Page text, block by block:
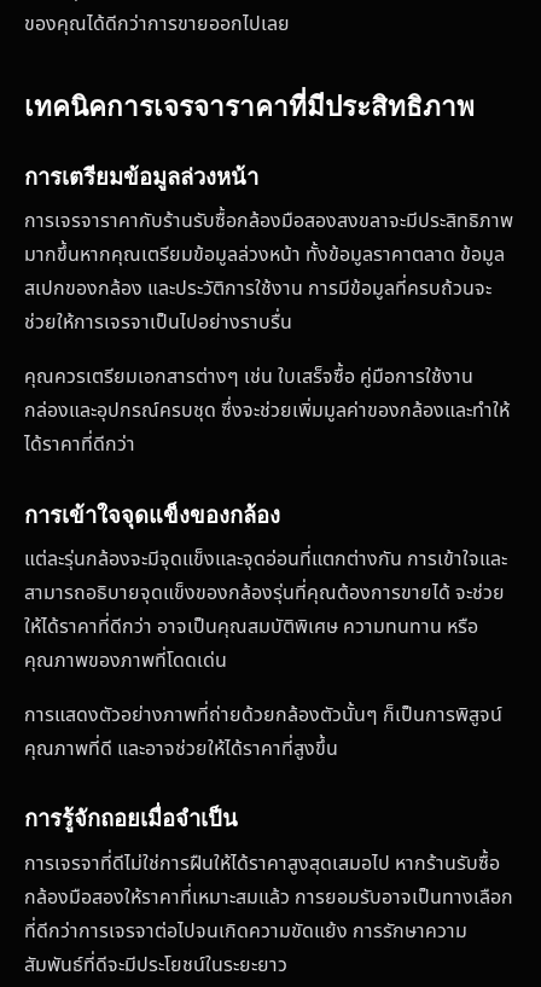
ของคุณได้ดีกว่าการขายออกไปเลย
เทคนิคการเจรจาราคาที่มีประสิทธิภาพ
การเตรียมข้อมูลล่วงหน้า
การเจรจาราคากับร้านรับซื้อกล้องมือสองสงขลาจะมีประสิทธิภาพ
มากขึ้นหากคุณเตรียมข้อมูลล่วงหน้า ทั้งข้อมูลราคาตลาด ข้อมูล
สเปกของกล้อง และประวัติการใช้งาน การมีข้อมูลที่ครบถ้วนจะ
ช่วยให้การเจรจาเป็นไปอย่างราบรื่น
คุณควรเตรียมเอกสารต่างๆ เช่น ใบเสร็จซื้อ คู่มือการใช้งาน
กล่องและอุปกรณ์ครบชุด ซึ่งจะช่วยเพิ่มมูลค่าของกล้องและทำให้
ได้ราคาที่ดีกว่า
การเข้าใจจุดแข็งของกล้อง
แต่ละรุ่นกล้องจะมีจุดแข็งและจุดอ่อนที่แตกต่างกัน การเข้าใจและ
สามารถอธิบายจุดแข็งของกล้องรุ่นที่คุณต้องการขายได้ จะช่วย
ให้ได้ราคาที่ดีกว่า อาจเป็นคุณสมบัติพิเศษ ความทนทาน หรือ
คุณภาพของภาพที่โดดเด่น
การแสดงตัวอย่างภาพที่ถ่ายด้วยกล้องตัวนั้นๆ ก็เป็นการพิสูจน์
คุณภาพที่ดี และอาจช่วยให้ได้ราคาที่สูงขึ้น
การรู้จักถอยเมื่อจำเป็น
การเจรจาที่ดีไม่ใช่การฝืนให้ได้ราคาสูงสุดเสมอไป หากร้านรับซื้อ
กล้องมือสองให้ราคาที่เหมาะสมแล้ว การยอมรับอาจเป็นทางเลือก
ที่ดีกว่าการเจรจาต่อไปจนเกิดความขัดแย้ง การรักษาความ
สัมพันธ์ที่ดีจะมีประโยชน์ในระยะยาว